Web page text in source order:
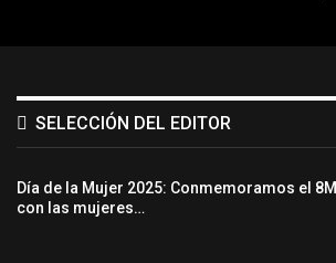
SELECCIÓN DEL EDITOR
Día de la Mujer 2025: Conmemoramos el 8M
con las mujeres…